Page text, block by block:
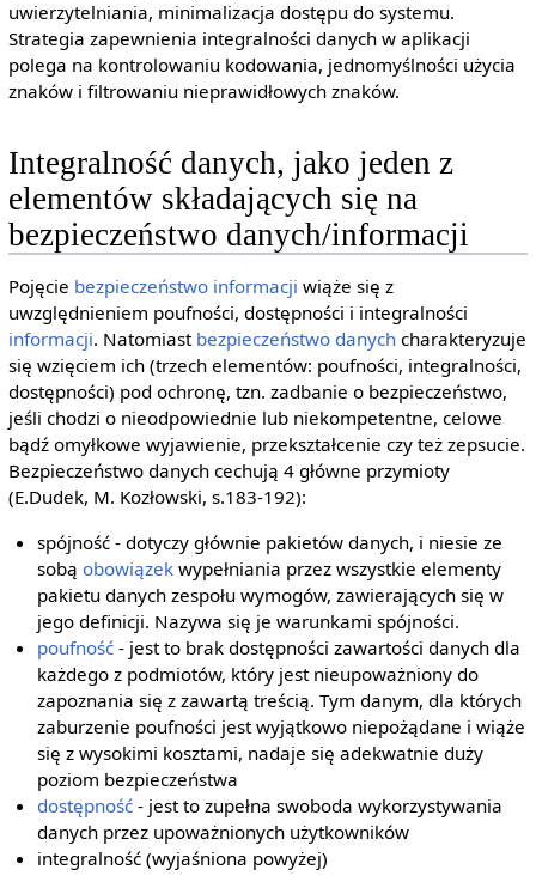
uwierzytelniania, minimalizacja dostępu do systemu.
Strategia zapewnienia integralności danych w aplikacji
polega na kontrolowaniu kodowania, jednomyślności użycia
znaków i filtrowaniu nieprawidłowych znaków.
Integralność danych, jako jeden z
elementów składających się na
bezpieczeństwo danych/informacji
Pojęcie bezpieczeństwo informacji wiąże się z
uwzględnieniem poufności, dostępności i integralności
informacji. Natomiast bezpieczeństwo danychcharakteryzuje
się wzięciem ich (trzech elementów: poufności, integralności,
dostępności) pod ochronę, tzn. zadbanie o bezpieczeństwo,
jeśli chodzi o nieodpowiednie lub niekompetentne, celowe
bądź omyłkowe wyjawienie, przekształcenie czy też zepsucie.
Bezpieczeństwo danych cechują 4 główne przymioty
(E.Dudek, M. Kozłowski, s.183-192):
spójność - dotyczy głównie pakietów danych, i niesie ze
sobąobowiązek wypełniania przez wszystkie elementy
pakietu danych zespołu wymogów, zawierających się w
jego definicji. Nazywa się je warunkami spójności.
poufność - jest to brak dostępności zawartości danych dla
każdego z podmiotów, który jest nieupoważniony do
zapoznania się z zawartą treścią. Tym danym, dla których
zaburzenie poufności jest wyjątkowo niepożądane i wiąże
się z wysokimi kosztami, nadaje się adekwatnie duży
poziom bezpieczeństwa
dostępność - jest to zupełna swoboda wykorzystywania
danych przez upoważnionych użytkowników
integralność (wyjaśniona powyżej)